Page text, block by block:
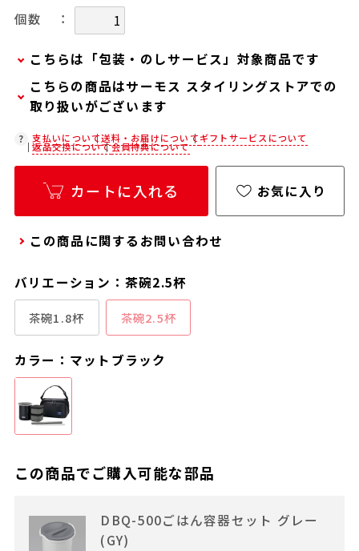
個数
：
こちらは「包装・のしサービス」対象商品です
弊社での包装・のしを希望される場合は、商品を
カートに入れた後に「会員限定のし・ラッピング
(330円/個)設定へ」ボタンからお手続きくださ
い。
「包装・のしサービス」には、手提げ袋やギフト
バッグは含まれておりません。手提げ袋やギフト
バッグを希望される場合は、以下よりご購入をお
願いいたします。
こちらの商品はサーモス スタイリングストアでの
取り扱いがございます
在庫状況につきましては、各店舗までお電話にて
ご確認ください。
店舗紹介ページ
支払いについて送料・お届けについてギフトサービスについて
返品交換について会員特典について
カートに入れる お気に入り
この商品に関するお問い合わせ
バリエーション：茶碗2.5杯
茶碗1.8杯 茶碗2.5杯
カラー：マットブラック
この商品でご購入可能な部品
DBQ-500ごはん容器セット グレー
(GY)